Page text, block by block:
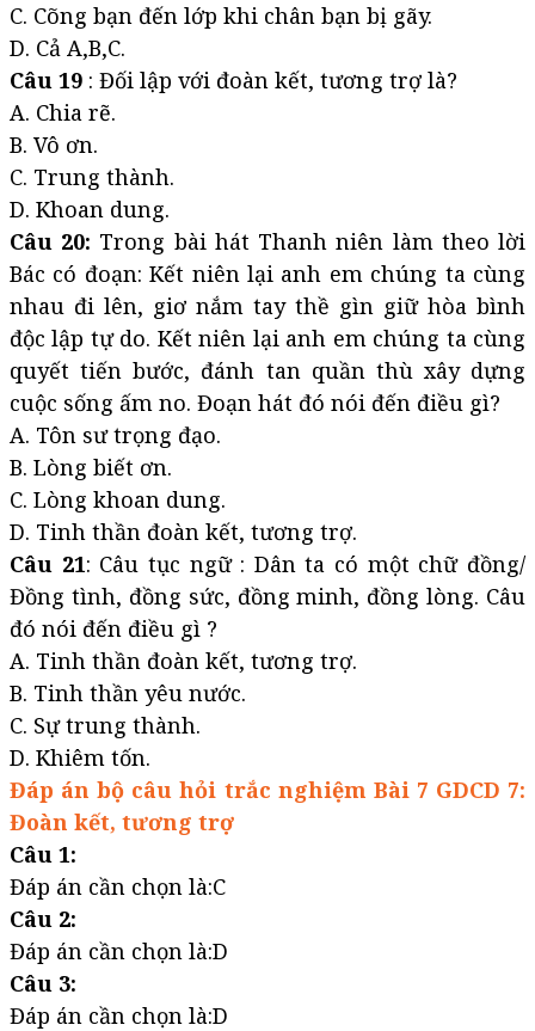
C. Cõng bạn đến lớp khi chân bạn bị gãy.
D. Cả A,B,C.
Câu 19 : Đối lập với đoàn kết, tương trợ là?
A. Chia rẽ.
B. Vô ơn.
C. Trung thành.
D. Khoan dung.
Câu 20: Trong bài hát Thanh niên làm theo lời
Bác có đoạn: Kết niên lại anh em chúng ta cùng
nhau đi lên, giơ nắm tay thề gìn giữ hòa bình
độc lập tự do. Kết niên lại anh em chúng ta cùng
quyết tiến bước, đánh tan quần thù xây dựng
cuộc sống ấm no. Đoạn hát đó nói đến điều gì?
A. Tôn sư trọng đạo.
B. Lòng biết ơn.
C. Lòng khoan dung.
D. Tinh thần đoàn kết, tương trợ.
Câu 21: Câu tục ngữ : Dân ta có một chữ đồng/
Đồng tình, đồng sức, đồng minh, đồng lòng. Câu
đó nói đến điều gì ?
A. Tinh thần đoàn kết, tương trợ.
B. Tinh thần yêu nước.
C. Sự trung thành.
D. Khiêm tốn.
Đáp án bộ câu hỏi trắc nghiệm Bài 7 GDCD 7:
Đoàn kết, tương trợ
Câu 1:
Đáp án cần chọn là:C
Câu 2:
Đáp án cần chọn là:D
Câu 3:
Đáp án cần chọn là:D